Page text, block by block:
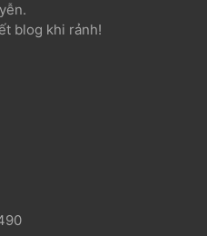
blog khi rảnh!